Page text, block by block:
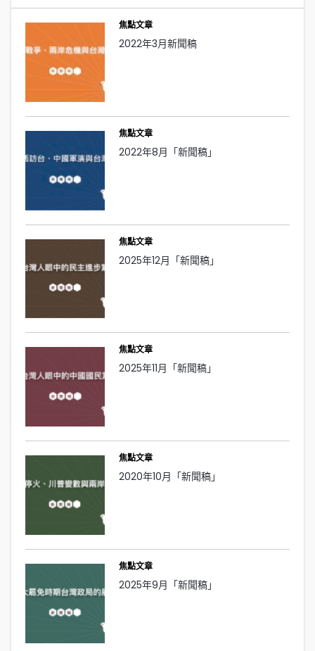
焦點文章
2022年3月新聞稿
焦點文章
2022年8月「新聞稿」
焦點文章
2025年12月「新聞稿」
焦點文章
2025年11月「新聞稿」
焦點文章
2020年10月「新聞稿」
焦點文章
2025年9月「新聞稿」